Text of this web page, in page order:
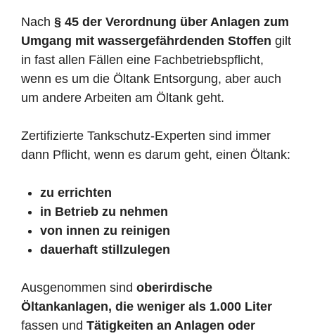
Nach § 45 der Verordnung über Anlagen zum
Umgang mit wassergefährdenden Stoffen gilt
in fast allen Fällen eine Fachbetriebspflicht,
wenn es um die Öltank Entsorgung, aber auch
um andere Arbeiten am Öltank geht.
Zertifizierte Tankschutz-Experten sind immer
dann Pflicht, wenn es darum geht, einen Öltank:
zu errichten
in Betrieb zu nehmen
von innen zu reinigen
dauerhaft stillzulegen
Ausgenommen sind oberirdische
Öltankanlagen, die weniger als 1.000 Liter
fassen und Tätigkeiten an Anlagen oder